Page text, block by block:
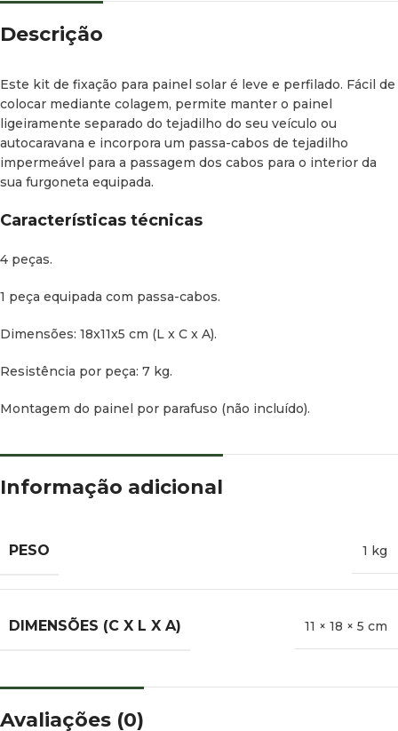
Descrição
Este kit de fixação para painel solar é leve e perfilado. Fácil de
colocar mediante colagem, permite manter o painel
ligeiramente separado do tejadilho do seu veículo ou
autocaravana e incorpora um passa-cabos de tejadilho
impermeável para a passagem dos cabos para o interior da
sua furgoneta equipada.
Características técnicas
4 peças.
1 peça equipada com passa-cabos.
Dimensões: 18x11x5 cm (L x C x A).
Resistência por peça: 7 kg.
Montagem do painel por parafuso (não incluído).
Informação adicional
PESO 1 kg
DIMENSÕES (C X L X A) 11 × 18 × 5 cm
Avaliações (0)